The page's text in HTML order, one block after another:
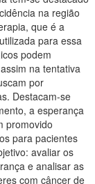
na região
que é a
para essa
podem
na tentativa
por
Destacam-se
a esperança
promovido
para pacientes
avaliar os
e analisar as
com câncer de